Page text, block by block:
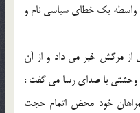
واسطه يك خطاى سياسى نام و
از مرگش خبر مى داد و از آن
وحشتى با صداى رسا مى گفت :
خود محض اتمام حجت